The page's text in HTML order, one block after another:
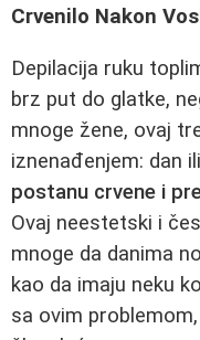
Crvenilo Nakon
Depilacija ruku
brz put do glatke,
mnoge žene, ovaj
iznenađenjem: dan
postanu crvene i
Ovaj neestetski i
mnoge da danima
kao da imaju neku
sa ovim